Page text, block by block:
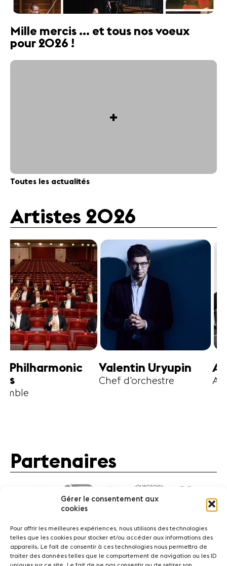
Gérer le consentement aux
cookies
Pour offrir les meilleures expériences, nous utilisons des technologies
telles que les cookies pour stocker et/ou accéder aux informations des
appareils. Le fait de consentir à ces technologies nous permettra de
traiter des données telles que le comportement de navigation ou les ID
Mille mercis ... et tous nos voeux
pour 2026 !
+
Toutes les actualités
Artistes 2026
Valentin Uryupin
Chef d'orchestre
Amihai
Partenaires
ActualitésConcerts Bénévoles Médiation